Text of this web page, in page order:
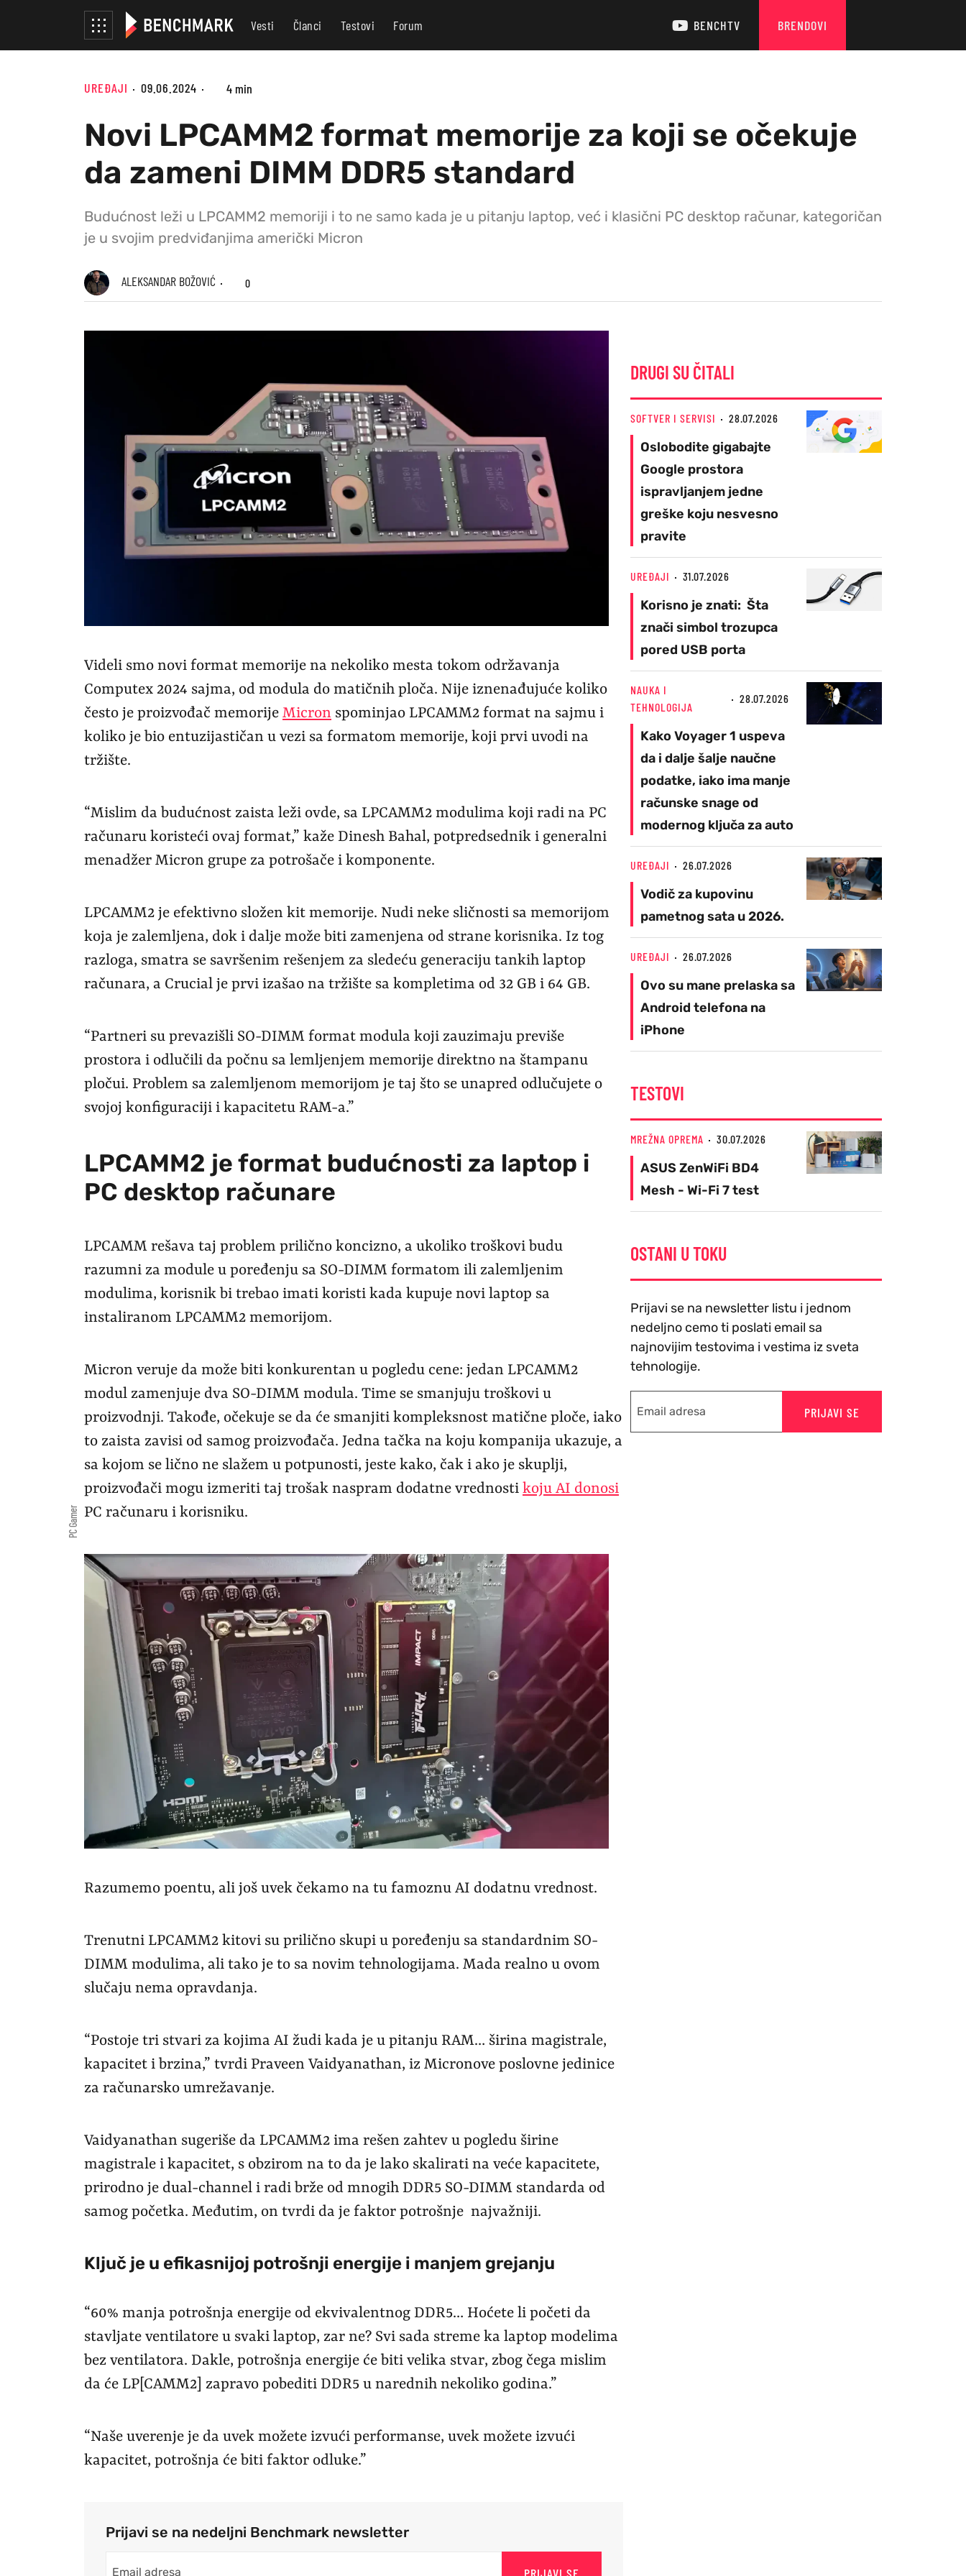
Vesti Članci Testovi Forum BENCHTV BRENDOVI
UREĐAJI 09.06.2024 4 min
Novi LPCAMM2 format memorije za koji se očekuje
da zameni DIMM DDR5 standard
Budućnost leži u LPCAMM2 memoriji i to ne samo kada je u pitanju laptop, već i klasični PC desktop računar, kategoričan
je u svojim predviđanjima američki Micron
ALEKSANDAR BOŽOVIĆ 0
Videli smo novi format memorije na nekoliko mesta tokom održavanja
Computex 2024 sajma, od modula do matičnih ploča. Nije iznenađujuće koliko
često je proizvođač memorije Micron spominjao LPCAMM2 format na sajmu i
koliko je bio entuzijastičan u vezi sa formatom memorije, koji prvi uvodi na
tržište.
“Mislim da budućnost zaista leži ovde, sa LPCAMM2 modulima koji radi na PC
računaru koristeći ovaj format,” kaže Dinesh Bahal, potpredsednik i generalni
menadžer Micron grupe za potrošače i komponente.
LPCAMM2 je efektivno složen kit memorije. Nudi neke sličnosti sa memorijom
koja je zalemljena, dok i dalje može biti zamenjena od strane korisnika. Iz tog
razloga, smatra se savršenim rešenjem za sledeću generaciju tankih laptop
računara, a Crucial je prvi izašao na tržište sa kompletima od 32 GB i 64 GB.
“Partneri su prevazišli SO-DIMM format modula koji zauzimaju previše
prostora i odlučili da počnu sa lemljenjem memorije direktno na štampanu
pločui. Problem sa zalemljenom memorijom je taj što se unapred odlučujete o
svojoj konfiguraciji i kapacitetu RAM-a.”
LPCAMM2 je format budućnosti za laptop i
PC desktop računare
LPCAMM rešava taj problem prilično koncizno, a ukoliko troškovi budu
razumni za module u poređenju sa SO-DIMM formatom ili zalemljenim
modulima, korisnik bi trebao imati koristi kada kupuje novi laptop sa
instaliranom LPCAMM2 memorijom.
Micron veruje da može biti konkurentan u pogledu cene: jedan LPCAMM2
modul zamenjuje dva SO-DIMM modula. Time se smanjuju troškovi u
proizvodnji. Takođe, očekuje se da će smanjiti kompleksnost matične ploče, iako
to zaista zavisi od samog proizvođača. Jedna tačka na koju kompanija ukazuje, a
sa kojom se lično ne slažem u potpunosti, jeste kako, čak i ako je skuplji,
proizvođači mogu izmeriti taj trošak naspram dodatne vrednosti koju AI donosi
PC računaru i korisniku.
PC Gamer
Razumemo poentu, ali još uvek čekamo na tu famoznu AI dodatnu vrednost.
Trenutni LPCAMM2 kitovi su prilično skupi u poređenju sa standardnim SO-
DIMM modulima, ali tako je to sa novim tehnologijama. Mada realno u ovom
slučaju nema opravdanja.
“Postoje tri stvari za kojima AI žudi kada je u pitanju RAM… širina magistrale,
kapacitet i brzina,” tvrdi Praveen Vaidyanathan, iz Micronove poslovne jedinice
za računarsko umrežavanje.
Vaidyanathan sugeriše da LPCAMM2 ima rešen zahtev u pogledu širine
magistrale i kapacitet, s obzirom na to da je lako skalirati na veće kapacitete,
prirodno je dual-channel i radi brže od mnogih DDR5 SO-DIMM standarda od
samog početka. Međutim, on tvrdi da je faktor potrošnje najvažniji.
Ključ je u efikasnijoj potrošnji energije i manjem grejanju
“60% manja potrošnja energije od ekvivalentnog DDR5… Hoćete li početi da
stavljate ventilatore u svaki laptop, zar ne? Svi sada streme ka laptop modelima
bez ventilatora. Dakle, potrošnja energije će biti velika stvar, zbog čega mislim
da će LP[CAMM2] zapravo pobediti DDR5 u narednih nekoliko godina.”
“Naše uverenje je da uvek možete izvući performanse, uvek možete izvući
kapacitet, potrošnja će biti faktor odluke.”
Prijavi se na nedeljni Benchmark newsletter
DRUGI SU ČITALI
SOFTVER I SERVISI 28.07.2026
Oslobodite gigabajte
Google prostora
ispravljanjem jedne
greške koju nesvesno
pravite
UREĐAJI 31.07.2026
Korisno je znati: Šta
znači simbol trozupca
pored USB porta
NAUKA I
TEHNOLOGIJA
28.07.2026
Kako Voyager 1 uspeva
da i dalje šalje naučne
podatke, iako ima manje
računske snage od
modernog ključa za auto
UREĐAJI 26.07.2026
Vodič za kupovinu
pametnog sata u 2026.
UREĐAJI 26.07.2026
Ovo su mane prelaska sa
Android telefona na
iPhone
TESTOVI
MREŽNA OPREMA 30.07.2026
ASUS ZenWiFi BD4
Mesh - Wi-Fi 7 test
OSTANI U TOKU
Prijavi se na newsletter listu i jednom
nedeljno cemo ti poslati email sa
najnovijim testovima i vestima iz sveta
tehnologije.
PRIJAVI SE